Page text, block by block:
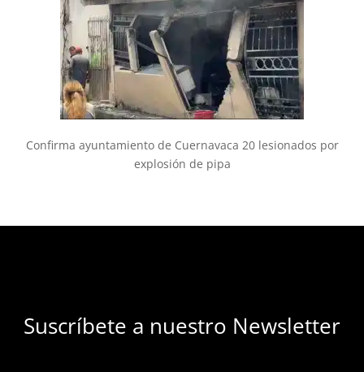
Confirma ayuntamiento de Cuernavaca 20 lesionados por
explosión de pipa
Suscríbete a nuestro Newsletter